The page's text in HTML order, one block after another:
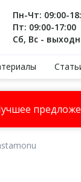
Пн-Чт: 09:00-
Пт: 09:00-17:00
Сб, Вс -